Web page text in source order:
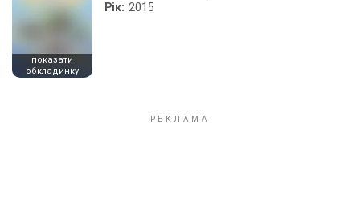
показати
обкладинку
Рік: 2015